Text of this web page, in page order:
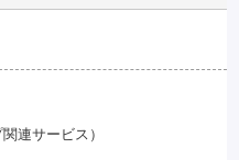
連サービス）